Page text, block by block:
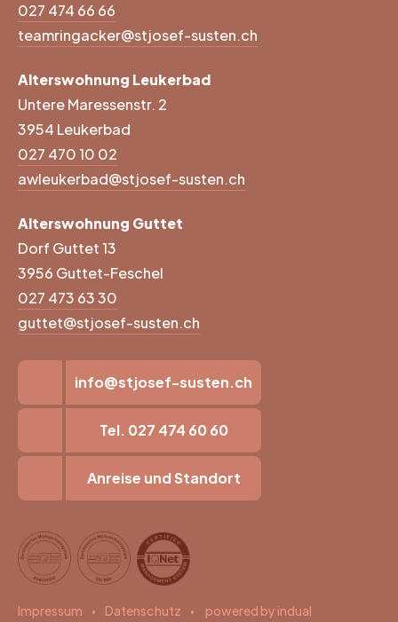
027 474 66 66
teamringacker@stjosef-susten.ch
Alterswohnung Leukerbad
Untere Maressenstr. 2
3954 Leukerbad
027 470 10 02
awleukerbad@stjosef-susten.ch
Alterswohnung Guttet
Dorf Guttet 13
3956 Guttet-Feschel
027 473 63 30
guttet@stjosef-susten.ch
info@stjosef-susten.ch
Tel. 027 474 60 60
Anreise und Standort
Impressum Datenschutz powered by indual